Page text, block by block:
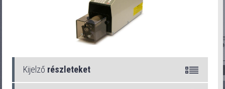
Kijelző részleteket